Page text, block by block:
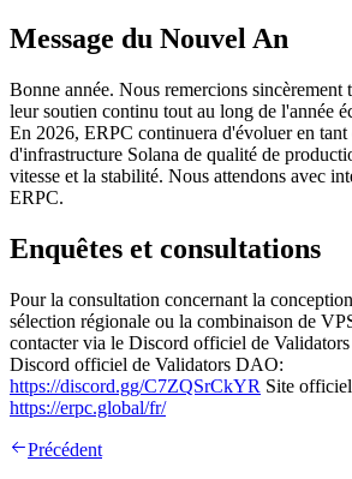
Message du Nouvel An
Bonne année. Nous remercions sincèrement
leur soutien continu tout au long de l'année
En 2026, ERPC continuera d'évoluer en
d'infrastructure Solana de qualité de
vitesse et la stabilité. Nous attendons avec
ERPC.
Enquêtes et consultations
Pour la consultation concernant la
sélection régionale ou la combinaison de
contacter via le Discord officiel de
Discord officiel de Validators DAO:
https://discord.gg/C7ZQSrCkYR Site
https://erpc.global/fr/
Précédent